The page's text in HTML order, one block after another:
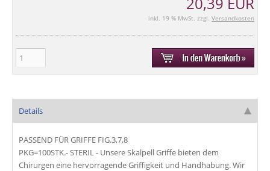
inkl. 19 % MwSt. zzgl. Versandkosten
Details
PASSEND FÜR GRIFFE FIG.3,7,8
PKG=100STK.- STERIL - UnsereSkalpell Griffe bieten dem
Chirurgen eine hervorragendeGriffigkeit und Handhabung. Wir